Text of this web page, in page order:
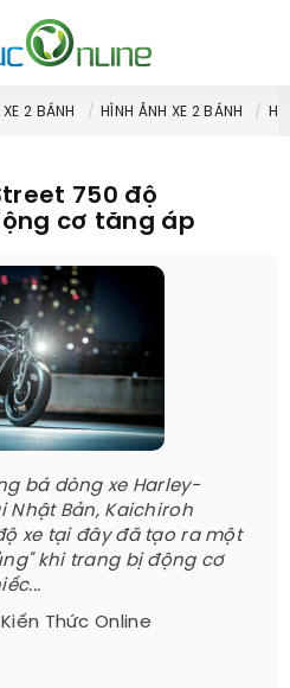
XE 2 BÁNH HÌNH ẢNH XE 2 BÁNH
750 độ
cơ tăng áp
bá dòng xe Harley-
Nhật Bản, Kaichiroh
xe tại đây đã tạo ra một
khi trang bị động cơ
Kiến Thức Online